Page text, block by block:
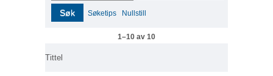
Søk Søketips Nullstill
1–10 av 10
Tittel